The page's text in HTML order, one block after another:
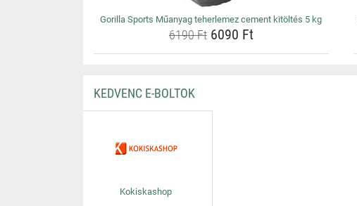
Gorilla Sports Műanyag teherlemez cement kitöltés 5 kg
6190 Ft6090 Ft
KEDVENC E-BOLTOK
Kokiskashop